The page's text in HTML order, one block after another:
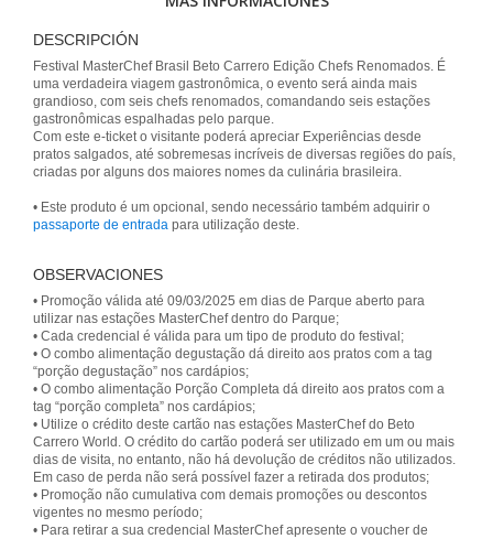
DESCRIPCIÓN
Festival MasterChef Brasil Beto Carrero Edição Chefs Renomados. É
uma verdadeira viagem gastronômica, o evento será ainda mais
grandioso, com seis chefs renomados, comandando seis estações
gastronômicas espalhadas pelo parque.
Com este e-ticket o visitante poderá apreciar Experiências desde
pratos salgados, até sobremesas incríveis de diversas regiões do país,
criadas por alguns dos maiores nomes da culinária brasileira.
• Este produto é um opcional, sendo necessário também adquirir o
passaporte de entrada para utilização deste.
OBSERVACIONES
• Promoção válida até 09/03/2025 em dias de Parque aberto para
utilizar nas estações MasterChef dentro do Parque;
• Cada credencial é válida para um tipo de produto do festival;
• O combo alimentação degustação dá direito aos pratos com a tag
“porção degustação” nos cardápios;
• O combo alimentação Porção Completa dá direito aos pratos com a
tag “porção completa” nos cardápios;
• Utilize o crédito deste cartão nas estações MasterChef do Beto
Carrero World. O crédito do cartão poderá ser utilizado em um ou mais
dias de visita, no entanto, não há devolução de créditos não utilizados.
Em caso de perda não será possível fazer a retirada dos produtos;
• Promoção não cumulativa com demais promoções ou descontos
vigentes no mesmo período;
• Para retirar a sua credencial MasterChef apresente o voucher de